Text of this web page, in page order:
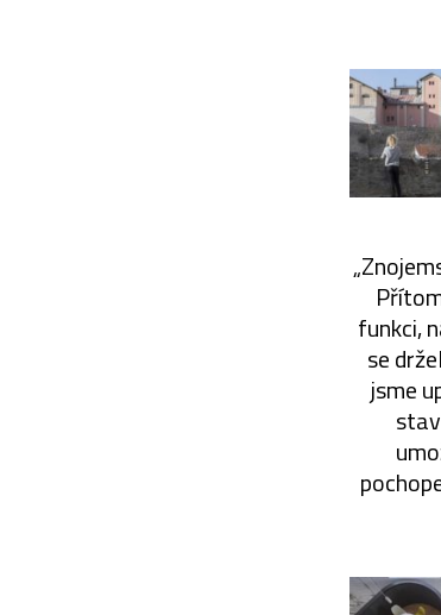
funkci,
se
jsme